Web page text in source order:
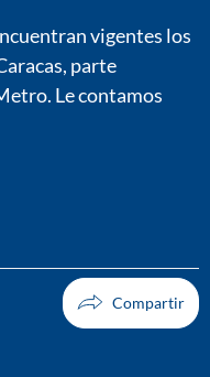
vigentes los
parte
Le contamos